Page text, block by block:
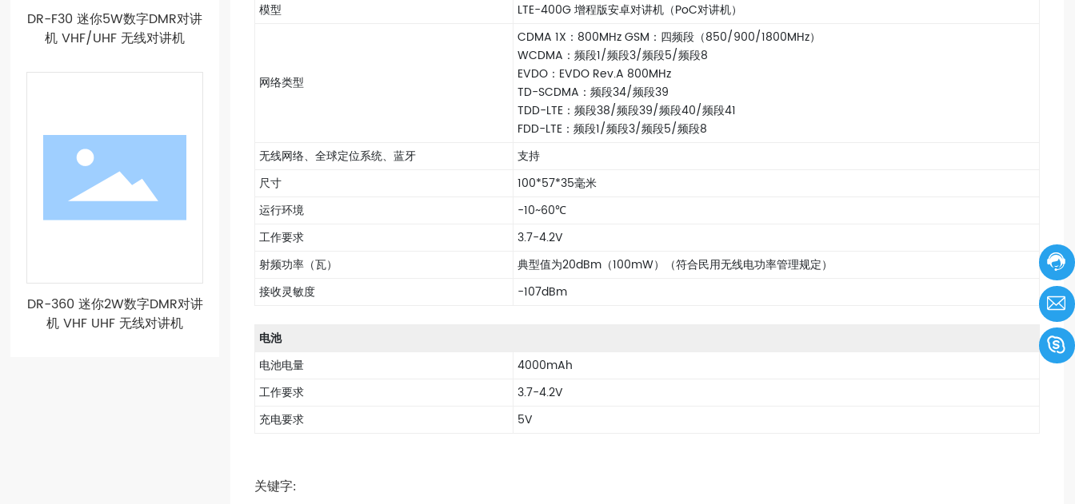
DR-F30 迷你5W数字DMR对讲
机 VHF/UHF 无线对讲机
DR-360 迷你2W数字DMR对讲
机 VHF UHF 无线对讲机
模型
LTE-400G 增程版安卓对讲机（PoC对讲机）
网络类型
CDMA 1X：800MHz GSM：四频段（850/900/1800MHz）
WCDMA：频段1/频段3/频段5/频段8
EVDO：EVDO Rev.A 800MHz
TD-SCDMA：频段34/频段39
TDD-LTE：频段38/频段39/频段40/频段41
FDD-LTE：频段1/频段3/频段5/频段8
无线网络、全球定位系统、蓝牙
支持
尺寸
100*57*35毫米
运行环境
-10~60℃
工作要求
3.7-4.2V
射频功率（瓦）
典型值为20dBm（100mW）（符合民用无线电功率管理规定）
接收灵敏度
-107dBm
电池
电池电量
4000mAh
工作要求
3.7-4.2V
充电要求
5V
关键字: